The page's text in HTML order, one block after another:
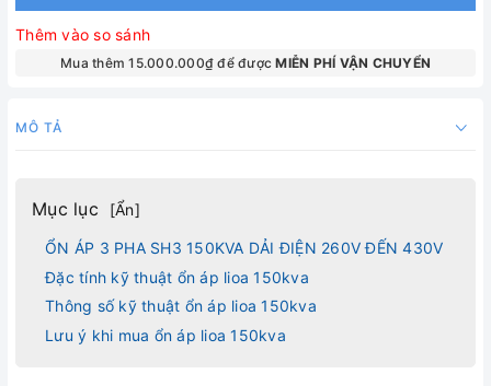
Thêm vào so sánh
Mua thêm 15.000.000₫ để đượcMIỄN PHÍ VẬN CHUYỂN
MÔ TẢ
Mục lục [Ẩn]
ỔN ÁP 3 PHA SH3 150KVA DẢI ĐIỆN 260V ĐẾN 430V
Đặc tính kỹ thuật ổn áp lioa 150kva
Thông số kỹ thuật ổn áp lioa 150kva
Lưu ý khi mua ổn áp lioa 150kva